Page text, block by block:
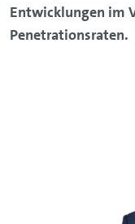
Entwicklungen im
Penetrationsraten.